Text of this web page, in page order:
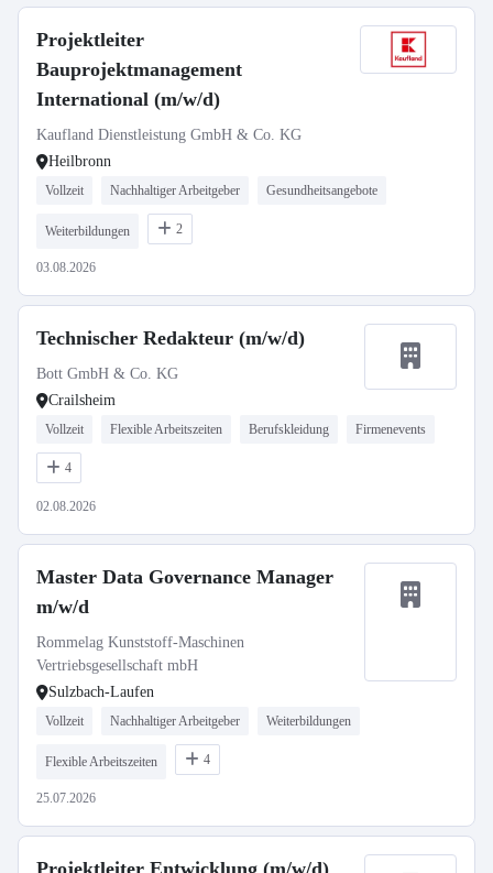
Projektleiter
Bauprojektmanagement
International (m/w/d)
Kaufland Dienstleistung GmbH & Co. KG
Heilbronn
Vollzeit Nachhaltiger Arbeitgeber Gesundheitsangebote
Weiterbildungen 2
03.08.2026
Technischer Redakteur (m/w/d)
Bott GmbH & Co. KG
Crailsheim
Vollzeit Flexible Arbeitszeiten Berufskleidung Firmenevents
4
02.08.2026
Master Data Governance Manager
m/w/d
Rommelag Kunststoff-Maschinen
Vertriebsgesellschaft mbH
Sulzbach-Laufen
Vollzeit Nachhaltiger Arbeitgeber Weiterbildungen
Flexible Arbeitszeiten 4
25.07.2026
Projektleiter Entwicklung (m/w/d)